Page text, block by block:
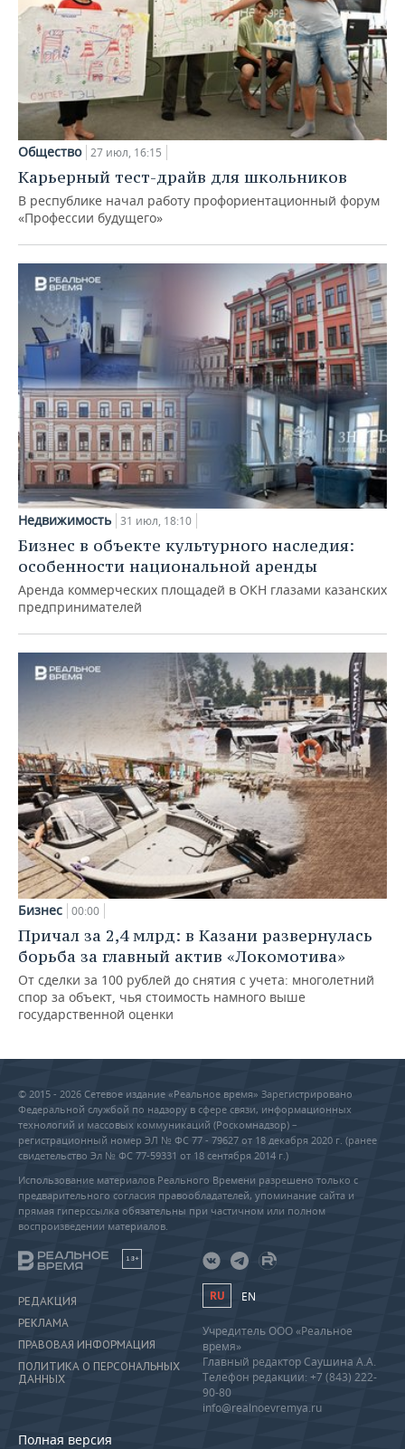
Общество 27 июл, 16:15
Карьерный тест-драйв для школьников
В республике начал работу профориентационный форум
«Профессии будущего»
Недвижимость 31 июл, 18:10
Бизнес в объекте культурного наследия:
особенности национальной аренды
Аренда коммерческих площадей в ОКН глазами казанских
предпринимателей
Бизнес 00:00
Причал за 2,4 млрд: в Казани развернулась
борьба за главный актив «Локомотива»
От сделки за 100 рублей до снятия с учета: многолетний
спор за объект, чья стоимость намного выше
государственной оценки
© 2015 - 2026 Сетевое издание «Реальное время» Зарегистрировано
Федеральной службой по надзору в сфере связи, информационных
технологий и массовых коммуникаций (Роскомнадзор) –
регистрационный номер ЭЛ № ФС 77 - 79627 от 18 декабря 2020 г. (ранее
свидетельство Эл № ФС 77-59331 от 18 сентября 2014 г.)
Использование материалов Реального Времени разрешено только с
предварительного согласия правообладателей, упоминание сайта и
прямая гиперссылка обязательны при частичном или полном
воспроизведении материалов.
18+
РЕДАКЦИЯ
РЕКЛАМА
ПРАВОВАЯ ИНФОРМАЦИЯ
ПОЛИТИКА О ПЕРСОНАЛЬНЫХ
ДАННЫХ
Полная версия
RU EN
Учредитель ООО «Реальное
время»
Главный редактор Саушина А.А.
Телефон редакции: +7 (843) 222-
90-80
info@realnoevremya.ru